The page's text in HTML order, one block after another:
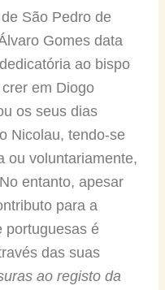
São Pedro de
Gomes data
ao bispo
em Diogo
os seus dias
Nicolau, tendo-se
ou voluntariamente,
entanto, apesar
para a
portuguesas é
das suas
ao registo da